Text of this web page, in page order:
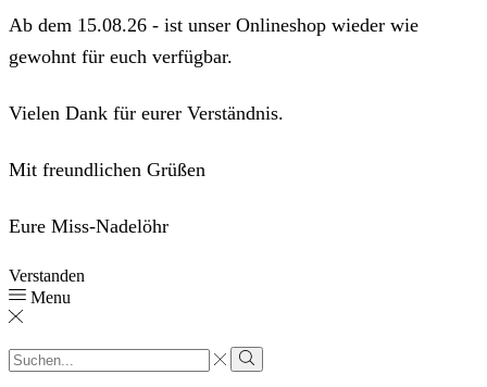
Ab dem 15.08.26 - ist unser Onlineshop wieder wie
gewohnt für euch verfügbar.
Vielen Dank für eurer Verständnis.
Mit freundlichen Grüßen
Eure Miss-Nadelöhr
Verstanden
Menu
Sucheingabe
Suche